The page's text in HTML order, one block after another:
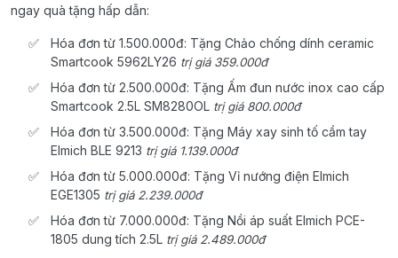
ngay quà tặng hấp dẫn:
Hóa đơn từ 1.500.000đ: Tặng Chảo chống dính ceramic
Smartcook 5962LY26 trị giá 359.000đ
Hóa đơn từ 2.500.000đ: Tặng Ấm đun nước inox cao cấp
Smartcook 2.5L SM8280OL trị giá 800.000đ
Hóa đơn từ 3.500.000đ: Tặng Máy xay sinh tố cầm tay
Elmich BLE 9213 trị giá 1.139.000đ
Hóa đơn từ 5.000.000đ: Tặng Vỉ nướng điện Elmich
EGE1305 trị giá 2.239.000đ
Hóa đơn từ 7.000.000đ: Tặng Nồi áp suất Elmich PCE-
1805 dung tích 2.5L trị giá 2.489.000đ